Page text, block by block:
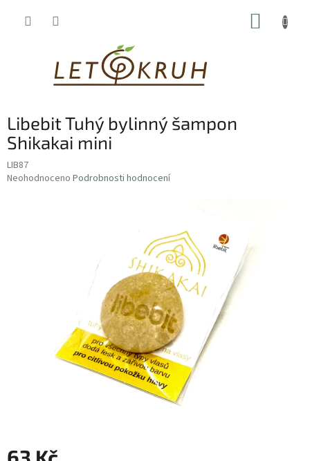
Libebit Tuhý bylinný šampon
Shikakai mini
LIB87
Průměrné
Neohodnoceno Podrobnosti hodnocení